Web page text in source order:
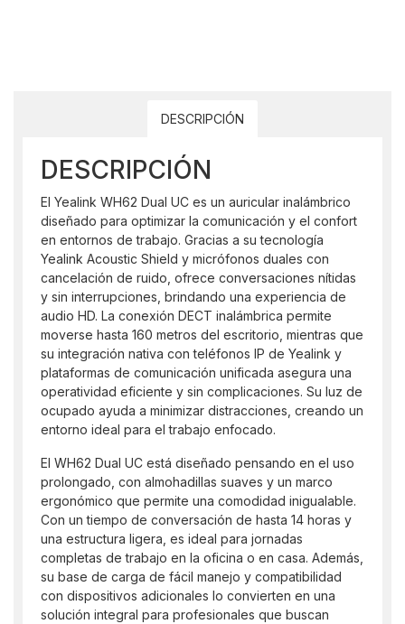
DESCRIPCIÓN
DESCRIPCIÓN
El Yealink WH62 Dual UC es un auricular inalámbrico
diseñado para optimizar la comunicación y el confort
en entornos de trabajo. Gracias a su tecnología
Yealink Acoustic Shield y micrófonos duales con
cancelación de ruido, ofrece conversaciones nítidas
y sin interrupciones, brindando una experiencia de
audio HD. La conexión DECT inalámbrica permite
moverse hasta 160 metros del escritorio, mientras que
su integración nativa con teléfonos IP de Yealink y
plataformas de comunicación unificada asegura una
operatividad eficiente y sin complicaciones. Su luz de
ocupado ayuda a minimizar distracciones, creando un
entorno ideal para el trabajo enfocado.
El WH62 Dual UC está diseñado pensando en el uso
prolongado, con almohadillas suaves y un marco
ergonómico que permite una comodidad inigualable.
Con un tiempo de conversación de hasta 14 horas y
una estructura ligera, es ideal para jornadas
completas de trabajo en la oficina o en casa. Además,
su base de carga de fácil manejo y compatibilidad
con dispositivos adicionales lo convierten en una
solución integral para profesionales que buscan